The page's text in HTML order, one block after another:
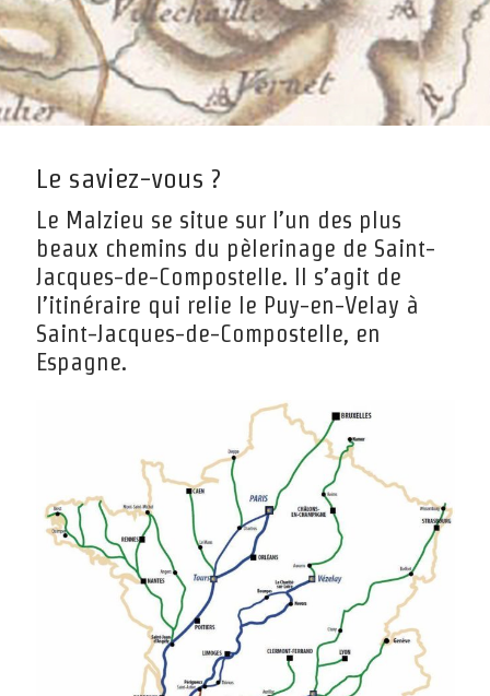
Le saviez-vous ?
Le Malzieu se situe sur l’un des plus
beaux chemins du pèlerinage de Saint-
Jacques-de-Compostelle. Il s’agit de
l’itinéraire qui relie le Puy-en-Velay à
Saint-Jacques-de-Compostelle, en
Espagne.